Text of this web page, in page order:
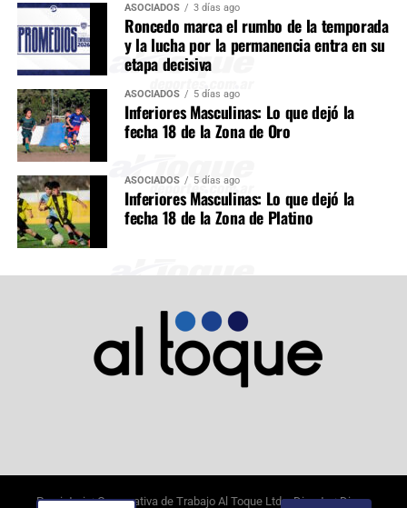
ASOCIADOS 3 días ago
Roncedo marca el rumbo de la temporada
y la lucha por la permanencia entra en su
etapa decisiva
ASOCIADOS 5 días ago
Inferiores Masculinas: Lo que dejó la
fecha 18 de la Zona de Oro
ASOCIADOS 5 días ago
Inferiores Masculinas: Lo que dejó la
fecha 18 de la Zona de Platino
Propietario: Cooperativa de Trabajo Al Toque Ltda. Director: Diego